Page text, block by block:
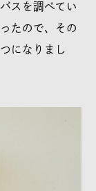
スを調べてい
たので、その
になりまし